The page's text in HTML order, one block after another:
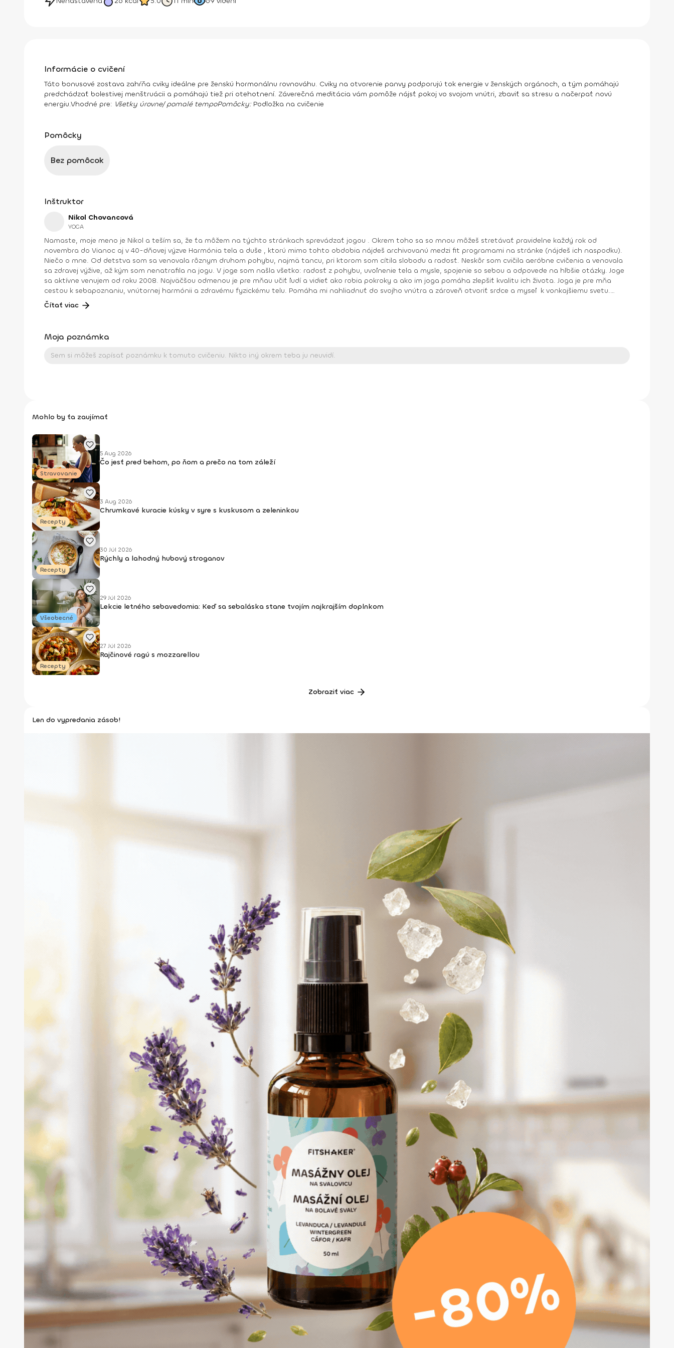
Informácie o cvičení
Táto bonusové zostava zahŕňa cviky ideálne pre ženskú hormonálnu rovnováhu. Cviky na otvorenie panvy podporujú tok energie v ženských orgánoch, a tým pomáhajú
predchádzať bolestivej menštruácii a pomáhajú tiež pri otehotnení. Záverečná meditácia vám pomôže nájsť pokoj vo svojom vnútri, zbaviť sa stresu a načerpať novú
energiu.Vhodné pre: Všetky úrovne/ pomalé tempoPomôcky: Podložka na cvičenie
Pomôcky
Bez pomôcok
Inštruktor
Nikol Chovancová
YOGA
Namaste, moje meno je Nikol a teším sa, že ťa môžem na týchto stránkach sprevádzať jogou . Okrem toho sa so mnou môžeš stretávať pravidelne každý rok od
novembra do Vianoc aj v 40-dňovej výzve Harmónia tela a duše , ktorú mimo tohto obdobia nájdeš archivovanú medzi fit programami na stránke (nájdeš ich naspodku).
Niečo o mne. Od detstva som sa venovala rôznym druhom pohybu, najmä tancu, pri ktorom som cítila slobodu a radosť. Neskôr som cvičila aeróbne cvičenia a venovala
sa zdravej výžive, až kým som nenatrafila na jogu. V joge som našla všetko: radosť z pohybu, uvoľnenie tela a mysle, spojenie so sebou a odpovede na hlbšie otázky. Joge
sa aktívne venujem od roku 2008. Najväčšou odmenou je pre mňau učiť ľudí a vidieť ako robia pokroky a ako im joga pomáha zlepšiť kvalitu ich života. Joga je pre mňa
cestou k sebapoznaniu, vnútornej harmónii a zdravému fyzickému telu. Pomáha mi nahliadnuť do svojho vnútra a zároveň otvoriť srdce a myseľ k vonkajšiemu svetu.
Vďaka nej je môj život krajší, lepší a plnohodnotnejší. Viac info o mne a joge nájdete na mojej stránke nikolchovancova.sk Dosiahnuté vzdelanie: Inštruktor powerjogy,
stupeň 1 a 2 – Powerjoga Akadémia Slovensko – lektori: Bc. Michaela Hluchová (SR), Václav Krejčík (ČR) Intenzívny odborný seminár Gravid jogy – lektor Ing. Dana
Čítať viac
Moja poznámka
Mohlo by ťa zaujímať
Stravovanie
5 Aug 2026
Čo jesť pred behom, po ňom a prečo na tom záleží
Recepty
3 Aug 2026
Chrumkavé kuracie kúsky v syre s kuskusom a zeleninkou
Recepty
30 Júl 2026
Rýchly a lahodný hubový stroganov
Všeobecné
29 Júl 2026
Lekcie letného sebavedomia: Keď sa sebaláska stane tvojím najkrajším doplnkom
Recepty
27 Júl 2026
Rajčinové ragú s mozzarellou
Zobraziť viac
Len do vypredania zásob!